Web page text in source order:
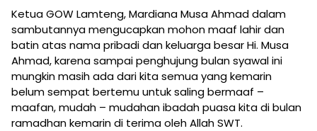
Ketua GOW Lamteng, Mardiana Musa Ahmad dalam
sambutannya mengucapkan mohon maaf lahir dan
batin atas nama pribadi dan keluarga besar Hi. Musa
Ahmad, karena sampai penghujung bulan syawal ini
mungkin masih ada dari kita semua yang kemarin
belum sempat bertemu untuk saling bermaaf –
maafan, mudah – mudahan ibadah puasa kita di bulan
ramadhan kemarin di terima oleh Allah SWT.